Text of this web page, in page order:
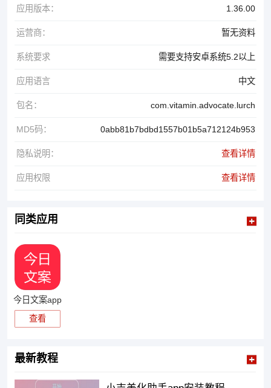
应用版本： 1.36.00
运营商： 暂无资料
系统要求 需要支持安卓系统5.2以上
应用语言 中文
包名： com.vitamin.advocate.lurch
MD5码： 0abb81b7bdbd1557b01b5a712124b953
隐私说明： 查看详情
应用权限 查看详情
同类应用
今日文案app
查看
最新教程